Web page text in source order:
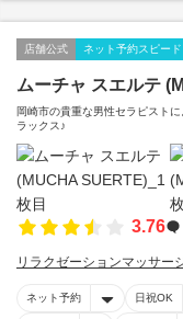
店舗公式 ネット予約スピー
ムーチャ スエルテ
岡崎市の貴重な男性セラピスト
ラックス♪
3.76
リラクゼーションマッサー
ネット予約 日祝OK